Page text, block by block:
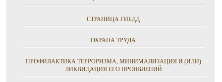
СТРАНИЦА ГИБДД
ОХРАНА ТРУДА
ПРОФИЛАКТИКА ТЕРРОРИЗМА, МИНИМАЛИЗАЦИЯ И (ИЛИ)
ЛИКВИДАЦИЯ ЕГО ПРОЯВЛЕНИЙ